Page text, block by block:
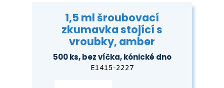
1,5 ml šroubovací
zkumavka stojící s
vroubky, amber
500 ks, bez víčka, kónické dno
E1415-2227